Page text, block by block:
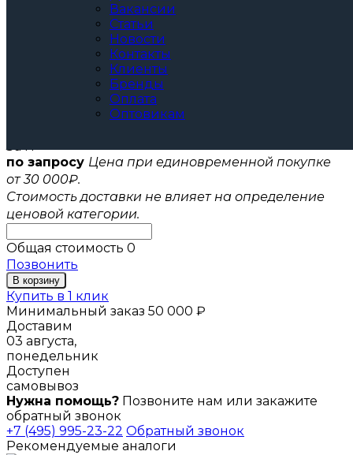
Вакансии
Статьи
Новости
Контакты
Клиенты
Бренды
Оплата
Оптовикам
За м
по запросу Цена при единовременной покупке
от 30 000₽.
Стоимость доставки не влияет на определение
ценовой категории.
Общая стоимость 0
Позвонить
В корзину
Купить в 1 клик
Минимальный заказ 50 000 ₽
Доставим
03 августа,
понедельник
Доступен
самовывоз
Нужна помощь? Позвоните нам или закажите
обратный звонок
+7 (495) 995-23-22 Обратный звонок
Рекомендуемые аналоги